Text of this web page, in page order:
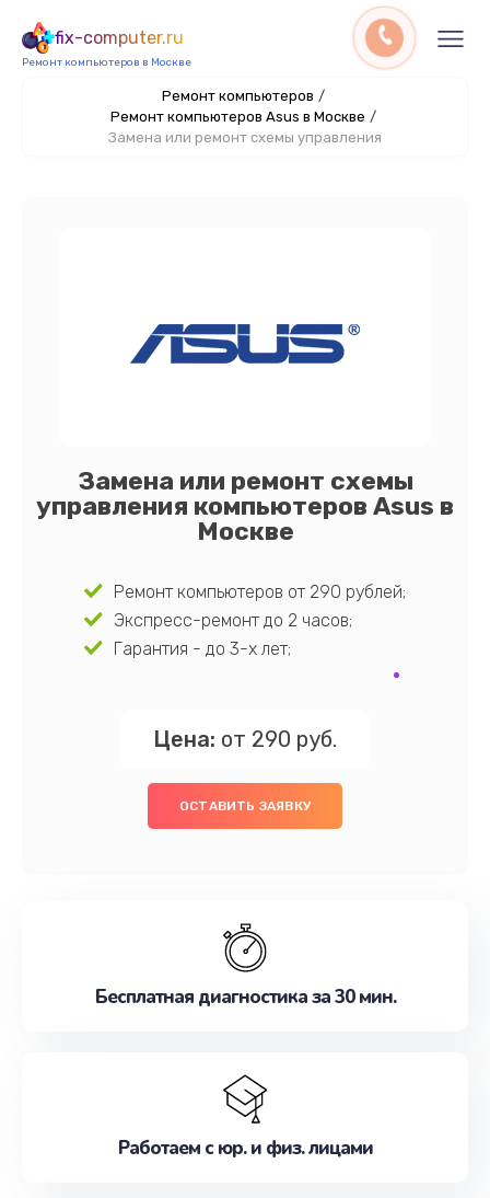
fix-computer.ru
Ремонт компьютеров в Москве
Ремонт компьютеров /
Ремонт компьютеров Asus в Москве /
Замена или ремонт схемы управления
Замена или ремонт схемы
управления компьютеров Asus в
Москве
Ремонт компьютеров от 290 рублей;
Экспресс-ремонт до 2 часов;
Гарантия - до 3-х лет;
Цена: от 290 руб.
ОСТАВИТЬ ЗАЯВКУ
Бесплатная диагностика за 30 мин.
Работаем с юр. и физ. лицами